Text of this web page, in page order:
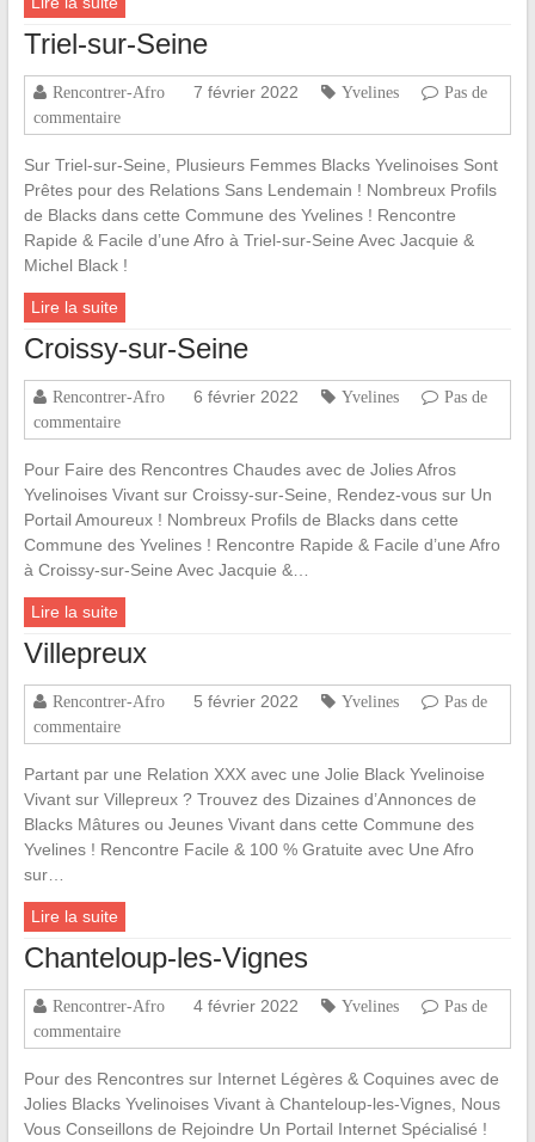
Triel-sur-Seine
Rencontrer-Afro 7 février 2022 Yvelines
Pas de
commentaire
Sur Triel-sur-Seine, Plusieurs Femmes Blacks Yvelinoises Sont
Prêtes pour des Relations Sans Lendemain ! Nombreux Profils
de Blacks dans cette Commune des Yvelines ! Rencontre
Rapide & Facile d’une Afro à Triel-sur-Seine Avec Jacquie &
Michel Black !
Lire la suite
Croissy-sur-Seine
Rencontrer-Afro 6 février 2022 Yvelines
Pas de
commentaire
Pour Faire des Rencontres Chaudes avec de Jolies Afros
Yvelinoises Vivant sur Croissy-sur-Seine, Rendez-vous sur Un
Portail Amoureux ! Nombreux Profils de Blacks dans cette
Commune des Yvelines ! Rencontre Rapide & Facile d’une Afro
à Croissy-sur-Seine Avec Jacquie &…
Lire la suite
Villepreux
Rencontrer-Afro 5 février 2022 Yvelines
Pas de
commentaire
Partant par une Relation XXX avec une Jolie Black Yvelinoise
Vivant sur Villepreux ? Trouvez des Dizaines d’Annonces de
Blacks Mâtures ou Jeunes Vivant dans cette Commune des
Yvelines ! Rencontre Facile & 100 % Gratuite avec Une Afro
sur…
Lire la suite
Chanteloup-les-Vignes
Rencontrer-Afro 4 février 2022 Yvelines
Pas de
commentaire
Pour des Rencontres sur Internet Légères & Coquines avec de
Jolies Blacks Yvelinoises Vivant à Chanteloup-les-Vignes, Nous
Vous Conseillons de Rejoindre Un Portail Internet Spécialisé !